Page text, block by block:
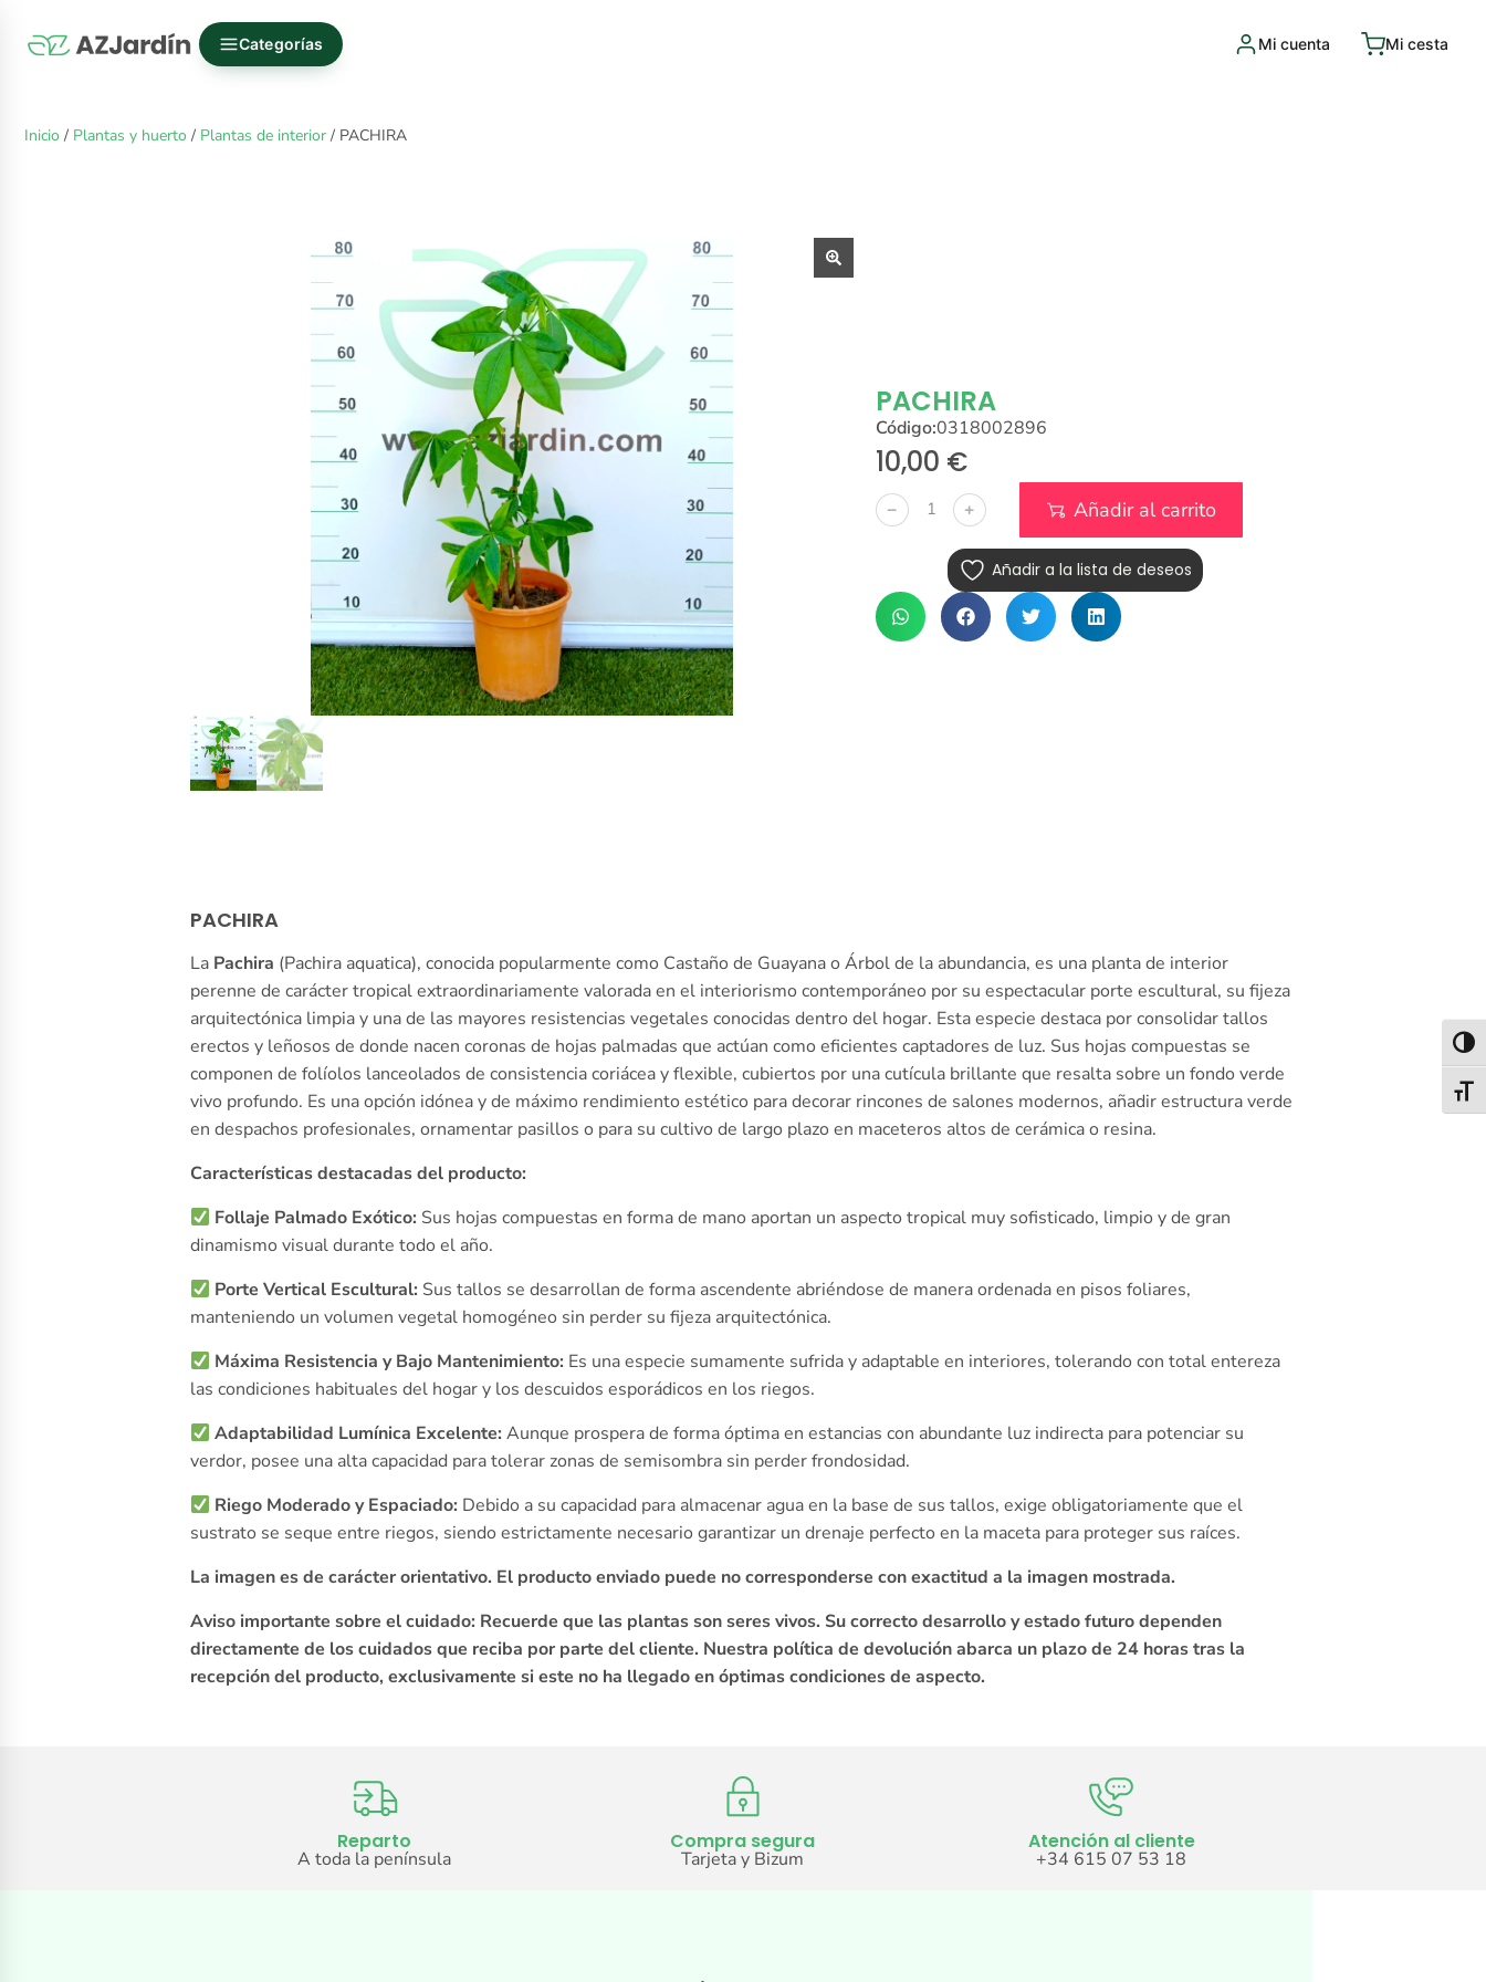
Categorías Mi cuenta Mi cesta
Inicio / Plantas y huerto / Plantas de interior / PACHIRA
PACHIRA
Código:0318002896
10,00 €
﹣ ﹢ Añadir al carrito
Añadir a la lista de deseos
PACHIRA
La Pachira (Pachira aquatica), conocida popularmente como Castaño de Guayana o Árbol de la abundancia, es una planta de interior
perenne de carácter tropical extraordinariamente valorada en el interiorismo contemporáneo por su espectacular porte escultural, su fijeza
arquitectónica limpia y una de las mayores resistencias vegetales conocidas dentro del hogar. Esta especie destaca por consolidar tallos
erectos y leñosos de donde nacen coronas de hojas palmadas que actúan como eficientes captadores de luz. Sus hojas compuestas se
componen de folíolos lanceolados de consistencia coriácea y flexible, cubiertos por una cutícula brillante que resalta sobre un fondo verde
vivo profundo. Es una opción idónea y de máximo rendimiento estético para decorar rincones de salones modernos, añadir estructura verde
en despachos profesionales, ornamentar pasillos o para su cultivo de largo plazo en maceteros altos de cerámica o resina.
Características destacadas del producto:
Follaje Palmado Exótico: Sus hojas compuestas en forma de mano aportan un aspecto tropical muy sofisticado, limpio y de gran
dinamismo visual durante todo el año.
Porte Vertical Escultural: Sus tallos se desarrollan de forma ascendente abriéndose de manera ordenada en pisos foliares,
manteniendo un volumen vegetal homogéneo sin perder su fijeza arquitectónica.
Máxima Resistencia y Bajo Mantenimiento: Es una especie sumamente sufrida y adaptable en interiores, tolerando con total entereza
las condiciones habituales del hogar y los descuidos esporádicos en los riegos.
Adaptabilidad Lumínica Excelente: Aunque prospera de forma óptima en estancias con abundante luz indirecta para potenciar su
verdor, posee una alta capacidad para tolerar zonas de semisombra sin perder frondosidad.
Riego Moderado y Espaciado: Debido a su capacidad para almacenar agua en la base de sus tallos, exige obligatoriamente que el
sustrato se seque entre riegos, siendo estrictamente necesario garantizar un drenaje perfecto en la maceta para proteger sus raíces.
La imagen es de carácter orientativo. El producto enviado puede no corresponderse con exactitud a la imagen mostrada.
Aviso importante sobre el cuidado: Recuerde que las plantas son seres vivos. Su correcto desarrollo y estado futuro dependen
directamente de los cuidados que reciba por parte del cliente. Nuestra política de devolución abarca un plazo de 24 horas tras la
recepción del producto, exclusivamente si este no ha llegado en óptimas condiciones de aspecto.
Reparto
A toda la península
Compra segura
Tarjeta y Bizum
Atención al cliente
+34 615 07 53 18